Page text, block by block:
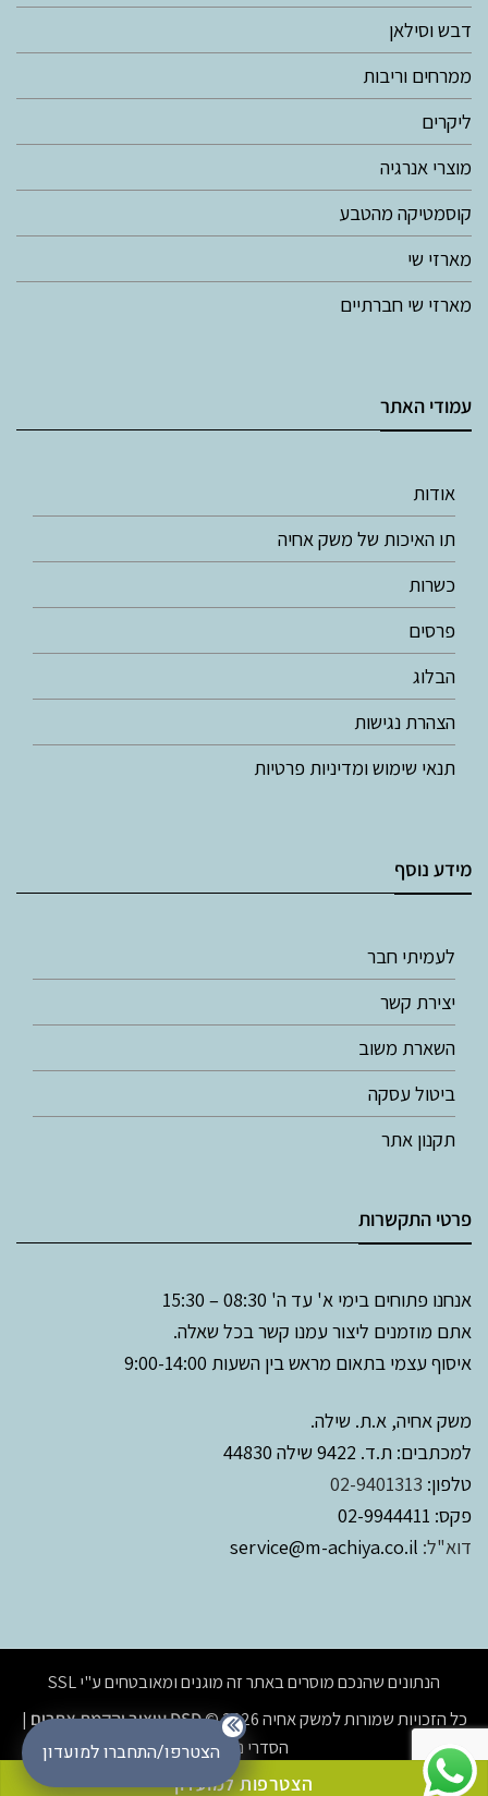
דבש וסילאן
ממרחים וריבות
ליקרים
מוצרי אנרגיה
קוסמטיקה מהטבע
מארזי שי
מארזי שי חברתיים
עמודי האתר
אודות
תו האיכות של משק אחיה
כשרות
פרסים
הבלוג
הצהרת נגישות
תנאי שימוש ומדיניות פרטיות
מידע נוסף
לעמיתי חבר
יצירת קשר
השארת משוב
ביטול עסקה
תקנון אתר
פרטי התקשרות
אנחנו פתוחים בימי א' עד ה' 08:30 – 15:30
אתם מוזמנים ליצור עמנו קשר בכל שאלה.
איסוף עצמי בתאום מראש בין השעות 9:00-14:00
משק אחיה, א.ת. שילה.
למכתבים: ת.ד. 9422 שילה 44830
טלפון: 02-9401313
פקס: 02-9944411
דוא"ל: service@m-achiya.co.il
הצטרפות למועדון
הנתונים שהנכם מוסרים באתר זה מוגנים ומאובטחים ע"י SSL
כל הזכויות שמורות למשק אחיה 2026 ©
DSD עיצוב והקמת אתרים
|
הסדרי נגישותהצטרפו/התחברו למועדון